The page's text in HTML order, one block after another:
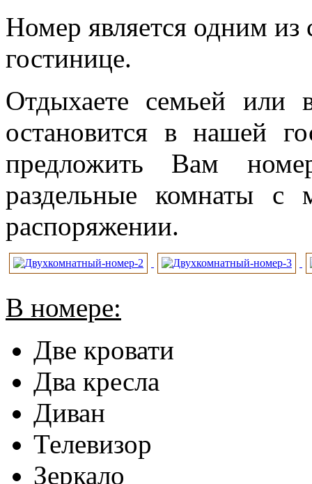
Номер является одним
гостинице.
Отдыхаете семьей или
остановится в нашей
предложить Вам
раздельные комнаты
распоряжении.
В номере:
Две кровати
Два кресла
Диван
Телевизор
Зеркало